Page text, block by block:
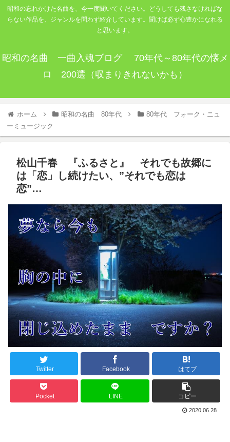
昭和の忘れかけた名曲を、今一度聞いてください。どうしても残さなければな
らない作品を、ジャンルを問わず紹介しています。聞けば必ず心豊かになれる
と思います。
昭和の名曲 一曲入魂ブログ 70年代～80年代の懐メ
ロ 200選（収まりきれないかも）
ホーム 昭和の名曲 80年代
80年代 フォーク・ニュ
ーミュージック
松山千春 『ふるさと』 それでも故郷に
は「恋」し続けたい、”それでも恋は
恋”…
Twitter Facebook はてブ
Pocket LINE コピー
2020.06.28